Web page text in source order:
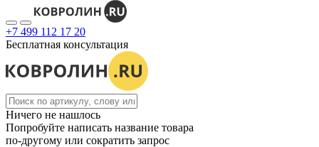
+7 499 112 17 20
Бесплатная консультация
Ничего не нашлось
Попробуйте написать название товара
по-другому или сократить запрос